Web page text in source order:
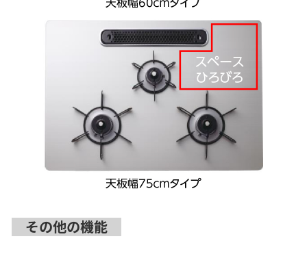
その他の機能